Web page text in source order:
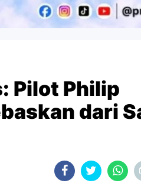
Pilot Philip
dari